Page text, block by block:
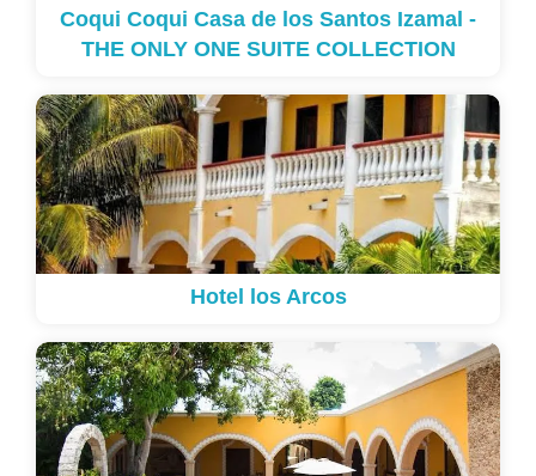
Coqui Coqui Casa de los Santos Izamal -
THE ONLY ONE SUITE COLLECTION
Hotel los Arcos